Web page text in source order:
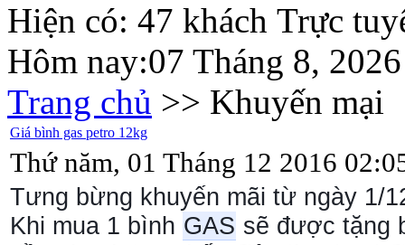
Hiện có: 47 khách Trực
Hôm nay:07 Tháng 8, 2026
Trang chủ >> Khuyến mại
Giá bình gas petro 12kg
Thứ năm, 01 Tháng 12 2016
Tưng bừng khuyến mãi từ ngày 1/
Khi mua 1 bình GAS sẽ được tặng